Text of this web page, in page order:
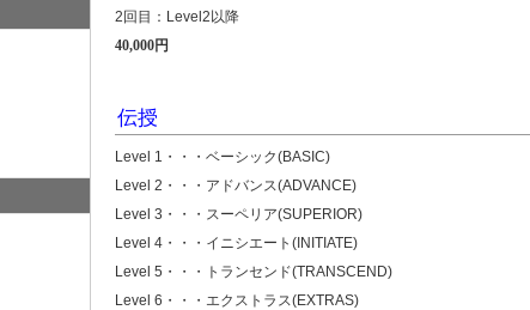
2回目：Level2以降
40,000円
伝授
Level 1・・・ベーシック(BASIC)
Level 2・・・アドバンス(ADVANCE)
Level 3・・・スーペリア(SUPERIOR)
Level 4・・・イニシエート(INITIATE)
Level 5・・・トランセンド(TRANSCEND)
Level 6・・・エクストラス(EXTRAS)